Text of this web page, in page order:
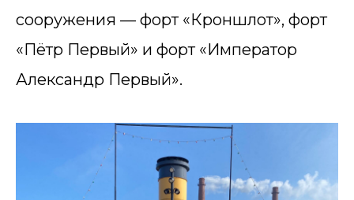
сооружения — форт «Кроншлот», форт
«Пётр Первый» и форт «Император
Александр Первый».